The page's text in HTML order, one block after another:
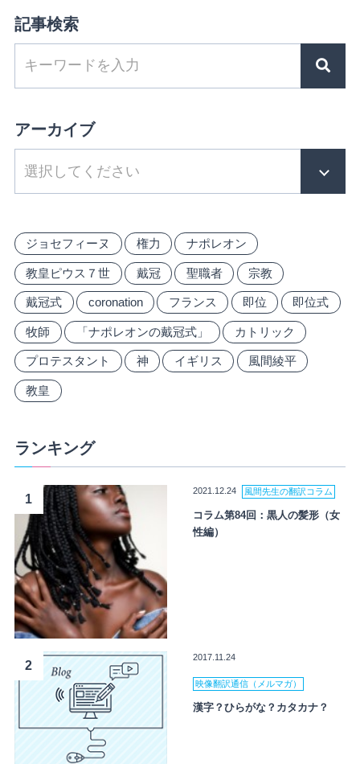
記事検索
アーカイブ
ジョセフィーヌ 権力 ナポレオン
教皇ピウス７世 戴冠 聖職者 宗教
戴冠式 coronation フランス 即位 即位式
牧師 「ナポレオンの戴冠式」 カトリック
プロテスタント 神 イギリス 風間綾平
教皇
ランキング
1
2021.12.24 風間先生の翻訳コラム
コラム第84回：黒人の髪形（女
性編）
2
2017.11.24
映像翻訳通信（メルマガ）
漢字？ひらがな？カタカナ？